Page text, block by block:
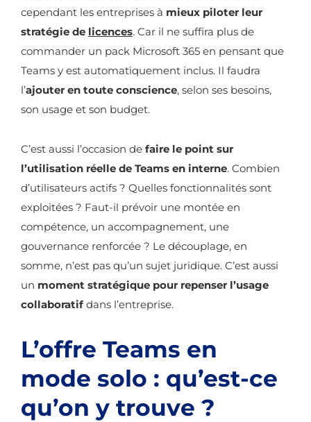
cependant les entreprises à mieux piloter leur
stratégie de licences. Car il ne suffira plus de
commander un pack Microsoft 365 en pensant que
Teams y est automatiquement inclus. Il faudra
l’ajouter en toute conscience, selon ses besoins,
son usage et son budget.
C’est aussi l’occasion de faire le point sur
l’utilisation réelle de Teams en interne. Combien
d’utilisateurs actifs ? Quelles fonctionnalités sont
exploitées ? Faut-il prévoir une montée en
compétence, un accompagnement, une
gouvernance renforcée ? Le découplage, en
somme, n’est pas qu’un sujet juridique. C’est aussi
un moment stratégique pour repenser l’usage
collaboratif dans l’entreprise.
L’offre Teams en
mode solo : qu’est-ce
qu’on y trouve ?